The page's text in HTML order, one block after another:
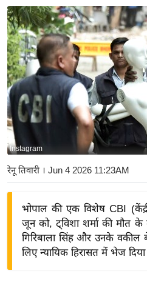
रा
ष्ट्री
य
अं
त
र्रा
ष्ट्री
य
बि
ज़
ने
द्यो
Instagram
रेनू तिवारी । Jun 4 2026 11:23AM
भोपाल की एक विशेष CBI
जून को, ट्विशा शर्मा की मौत
गिरिबाला सिंह और उनके वकील
लिए न्यायिक हिरासत में भेज